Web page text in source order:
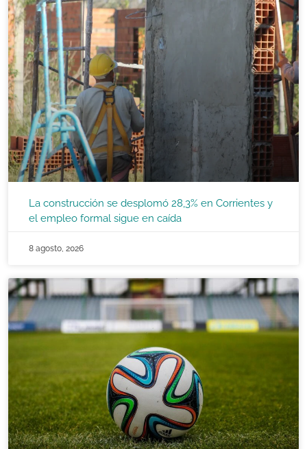
La construcción se desplomó 28,3% en Corrientes y
el empleo formal sigue en caída
8 agosto, 2026